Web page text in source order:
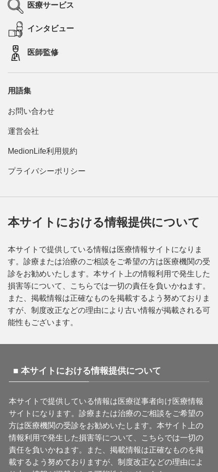
医療サービス
インタビュー
医師監修
用語集
お問い合わせ
運営会社
MedionLife利用規約
プライバシーポリシー
本サイトにおける情報提供について
本サイトで提供している情報は医療情報サイトになりま
す。診療または治療のご相談をご希望の方は医療機関の受
診をお勧めいたします。本サイト上の情報利用で発生した
損害等について、こちらでは一切の責任を負いかねます。
また、掲載情報は正確なものを掲載するよう努めておりま
すが、制度改正などの理由により古い情報が掲載される可
能性もございます。
■ 本サイトにおける情報提供について
本サイトで提供している情報は医療従事者向け医療情報
サイトになります。診療または治療のご相談をご希望の
方は医療機関の受診をお勧めいたします。本サイト上の
情報利用で発生した損害等について、こちらでは一切の
責任を負いかねます。また、掲載情報は正確なものを掲
載するよう努めておりますが、制度改正などの理由によ